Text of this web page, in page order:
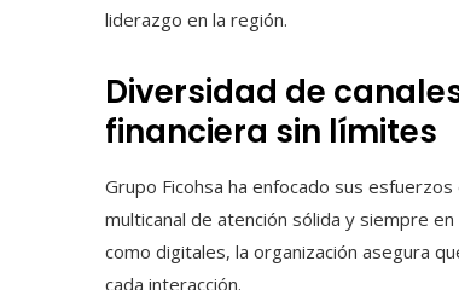
liderazgo en la región.
Diversidad de
financiera sin límites
Grupo Ficohsa ha enfocado sus
multicanal de atención sólida y siempre
como digitales, la organización asegura
cada interacción.